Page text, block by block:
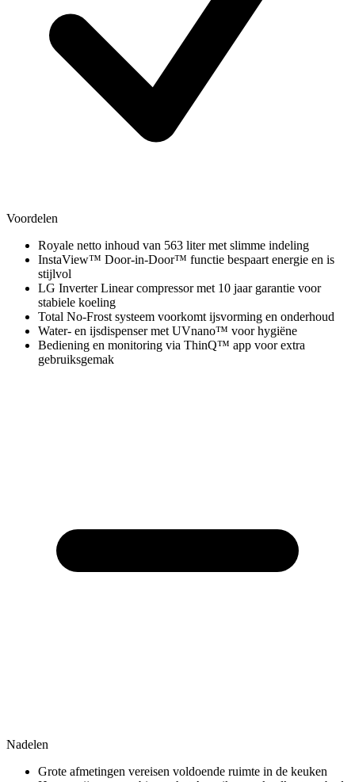
Voordelen
Royale netto inhoud van 563 liter met slimme indeling
InstaView™ Door-in-Door™ functie bespaart energie en is
stijlvol
LG Inverter Linear compressor met 10 jaar garantie voor
stabiele koeling
Total No-Frost systeem voorkomt ijsvorming en onderhoud
Water- en ijsdispenser met UVnano™ voor hygiëne
Bediening en monitoring via ThinQ™ app voor extra
gebruiksgemak
Nadelen
Grote afmetingen vereisen voldoende ruimte in de keuken